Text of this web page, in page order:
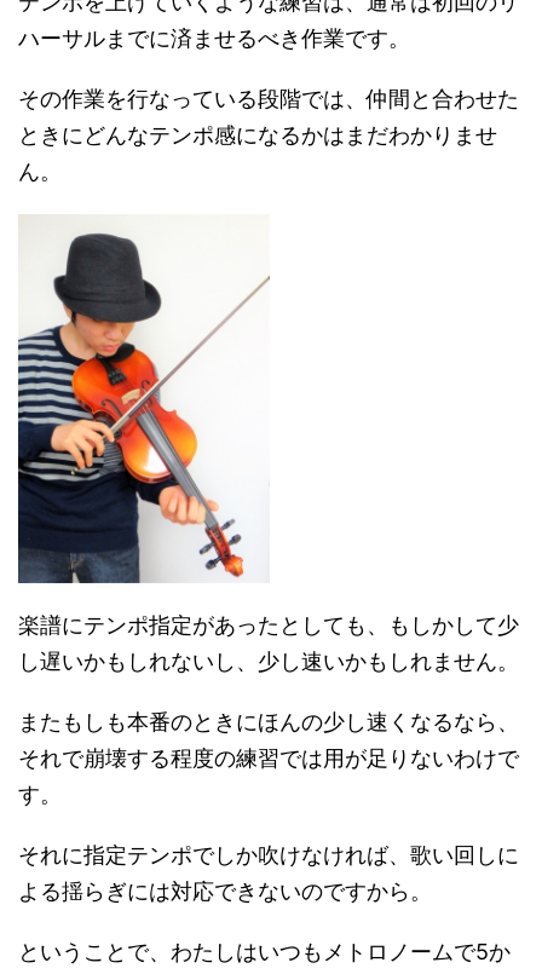
ハーサルまでに済ませるべき作業です。
その作業を行なっている段階では、仲間と合わせた
ときにどんなテンポ感になるかはまだわかりませ
ん。
楽譜にテンポ指定があったとしても、もしかして少
し遅いかもしれないし、少し速いかもしれません。
またもしも本番のときにほんの少し速くなるなら、
それで崩壊する程度の練習では用が足りないわけで
す。
それに指定テンポでしか吹けなければ、歌い回しに
よる揺らぎには対応できないのですから。
ということで、わたしはいつもメトロノームで5か